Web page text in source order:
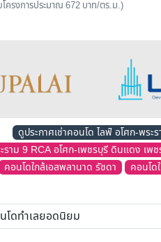
ครงการประมาณ 672 บาท/ตร.ม.)
ดูประกาศเช่าคอนโด ไลฟ์ อโศก-พระ
ราม 9 RCA อโศก-เพชรบุรี ดินแดง เ
คอนโดใกล้เอสพลานาด รัชดา คอนโด
โดทำเลยอดนิยม